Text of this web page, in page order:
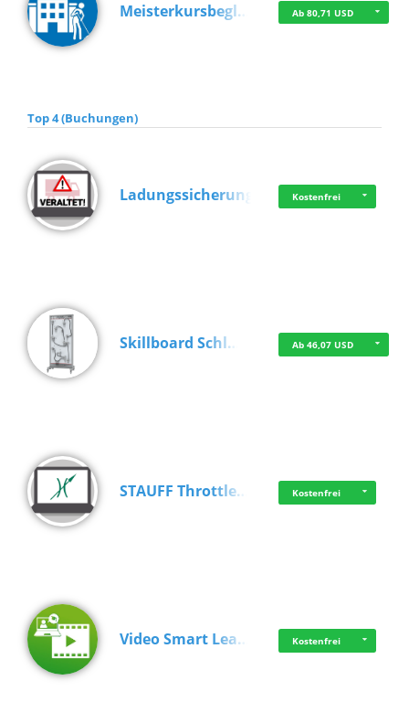
Meisterkursbegl… Ab 80,71 USD
Top 4 (Buchungen)
Ladungssicherung Kostenfrei
Skillboard Schl… Ab 46,07 USD
STAUFF Throttle… Kostenfrei
Video Smart Lea… Kostenfrei